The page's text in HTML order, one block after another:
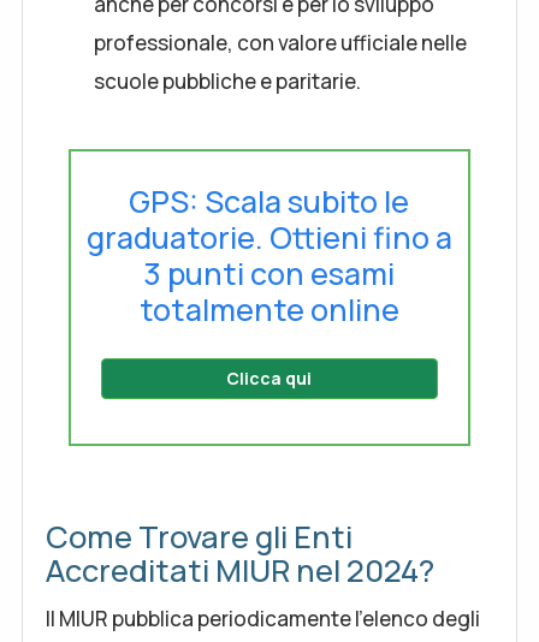
professionale, con valore ufficiale nelle
scuole pubbliche e paritarie.
GPS: Scala subito le
graduatorie. Ottieni fino a
3 punti con esami
totalmente online
Clicca qui
Come Trovare gli Enti
Accreditati MIUR nel 2024?
Il MIUR pubblica periodicamente l’elenco degli